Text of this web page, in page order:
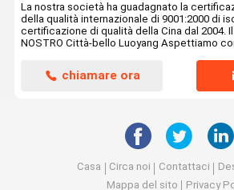
La nostra società ha guadagnato la
della qualità internazionale di 9001:2000 di
certificazione di qualità della Cina dal 2004.
NOSTRO Città-bello Luoyang Aspettiamo
chiamare ora
Casa Circa noi Contattaci
Mappa del sito
Privacy